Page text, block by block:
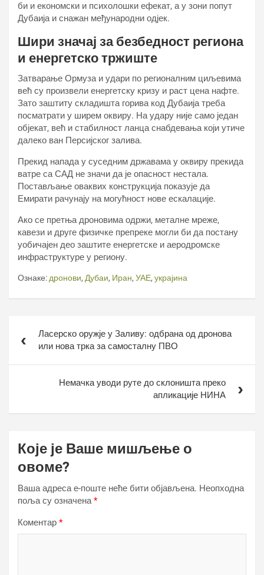
би и економски и психолошки ефекат, а у зони попут
Дубаија и снажан међународни одјек.
Шири значај за безбедност региона
и енергетско тржиште
Затварање Ормуза и удари по регионалним циљевима
већ су произвели енергетску кризу и раст цена нафте.
Зато заштиту складишта горива код Дубаија треба
посматрати у ширем оквиру. На удару није само један
објекат, већ и стабилност ланца снабдевања који утиче
далеко ван Персијског залива.
Прекид напада у суседним државама у оквиру прекида
ватре са САД не значи да је опасност нестала.
Постављање оваквих конструкција показује да
Емирати рачунају на могућност нове ескалације.
Ако се претња дроновима одржи, металне мреже,
кавези и друге физичке препреке могли би да постану
уобичајен део заштите енергетске и аеродромске
инфраструктуре у региону.
Ознаке: дронови, Дубаи, Иран, УАЕ, украјина
чланкаЛасерско оружје у Заливу: одбрана од дронова
или нова трка за самосталну ПВО
Немачка уводи руте до склоништа преко
апликације НИНА
Које је Ваше мишљење о
овоме?
Ваша адреса е-поште неће бити објављена. Неопходна
поља су означена*
Коментар *